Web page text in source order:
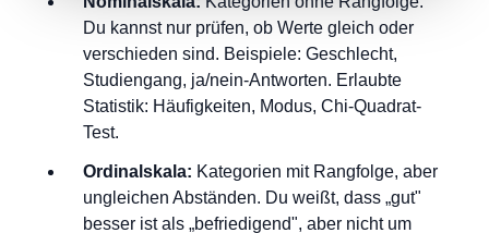
Du kannst nur prüfen, ob Werte gleich oder
verschieden sind. Beispiele: Geschlecht,
Studiengang, ja/nein-Antworten. Erlaubte
Statistik: Häufigkeiten, Modus, Chi-Quadrat-
Test.
Ordinalskala: Kategorien mit Rangfolge, aber
ungleichen Abständen. Du weißt, dass „gut"
besser ist als „befriedigend", aber nicht um